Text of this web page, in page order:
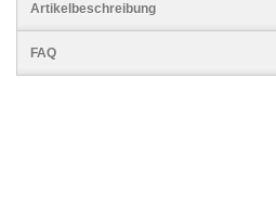
Artikelbeschreibung
FAQ